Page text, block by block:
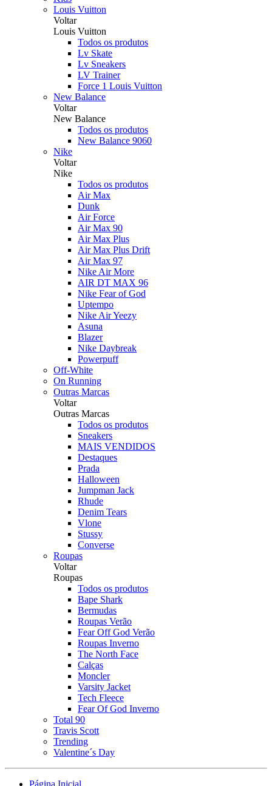
Louis Vuitton
Voltar
Louis Vuitton
Todos os produtos
Lv Skate
Lv Sneakers
LV Trainer
Force 1 Louis Vuitton
New Balance
Voltar
New Balance
Todos os produtos
New Balance 9060
Nike
Voltar
Nike
Todos os produtos
Air Max
Dunk
Air Force
Air Max 90
Air Max Plus
Air Max Plus Drift
Air Max 97
Nike Air More
AIR DT MAX 96
Nike Fear of God
Uptempo
Nike Air Yeezy
Asuna
Blazer
Nike Daybreak
Powerpuff
Off-White
On Running
Outras Marcas
Voltar
Outras Marcas
Todos os produtos
Sneakers
MAIS VENDIDOS
Destaques
Prada
Halloween
Jumpman Jack
Rhude
Denim Tears
Vlone
Stussy
Converse
Roupas
Voltar
Roupas
Todos os produtos
Bape Shark
Bermudas
Roupas Verão
Fear Off God Verão
Roupas Inverno
The North Face
Calças
Moncler
Varsity Jacket
Tech Fleece
Fear Of God Inverno
Total 90
Travis Scott
Trending
Valentine´s Day
Página Inicial